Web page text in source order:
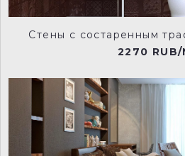
Стены с состаренным
2270 RUB/